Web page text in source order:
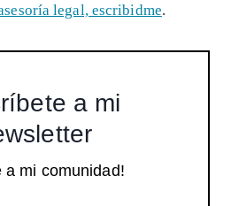
legal, escribidme.
a mi
a mi comunidad!